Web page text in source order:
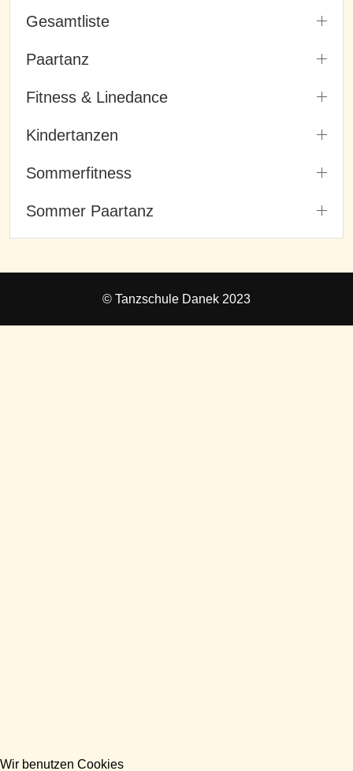
Gesamtliste
Paartanz
Fitness & Linedance
Kindertanzen
Sommerfitness
Sommer Paartanz
© Tanzschule Danek 2023
Wir benutzen Cookies